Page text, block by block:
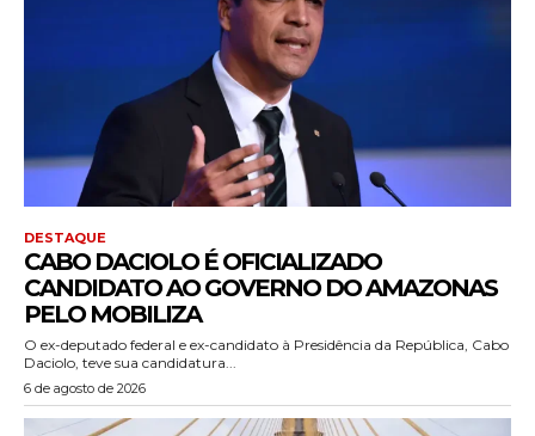
DESTAQUE
CABO DACIOLO É OFICIALIZADO
CANDIDATO AO GOVERNO DO AMAZONAS
PELO MOBILIZA
O ex-deputado federal e ex-candidato à Presidência da República, Cabo
Daciolo, teve sua candidatura...
6 de agosto de 2026